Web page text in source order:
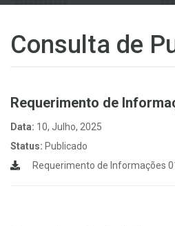
Consulta de
Requerimento de
Data: 10, Julho, 2025
Status: Publicado
Requerimento de Informações